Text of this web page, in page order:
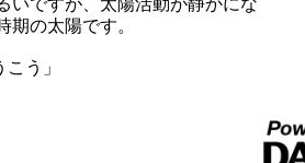
いですが、太陽活動が静かにな
期の太陽です。
こう」